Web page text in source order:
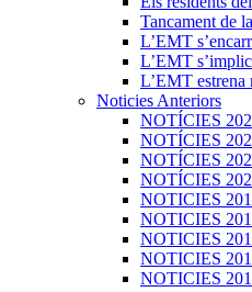
Tancament de
L’EMT
L’EMT
L’EMT estrena
Noticies Anteriors
NOTÍCIES
NOTÍCIES
NOTÍCIES
NOTÍCIES
NOTICIES
NOTICIES
NOTICIES
NOTICIES
NOTICIES